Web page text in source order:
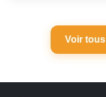
Voir